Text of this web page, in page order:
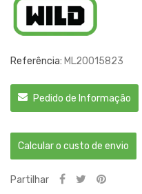
Referência: ML20015823
Pedido de Informação
Calcular o custo de envio
Partilhar